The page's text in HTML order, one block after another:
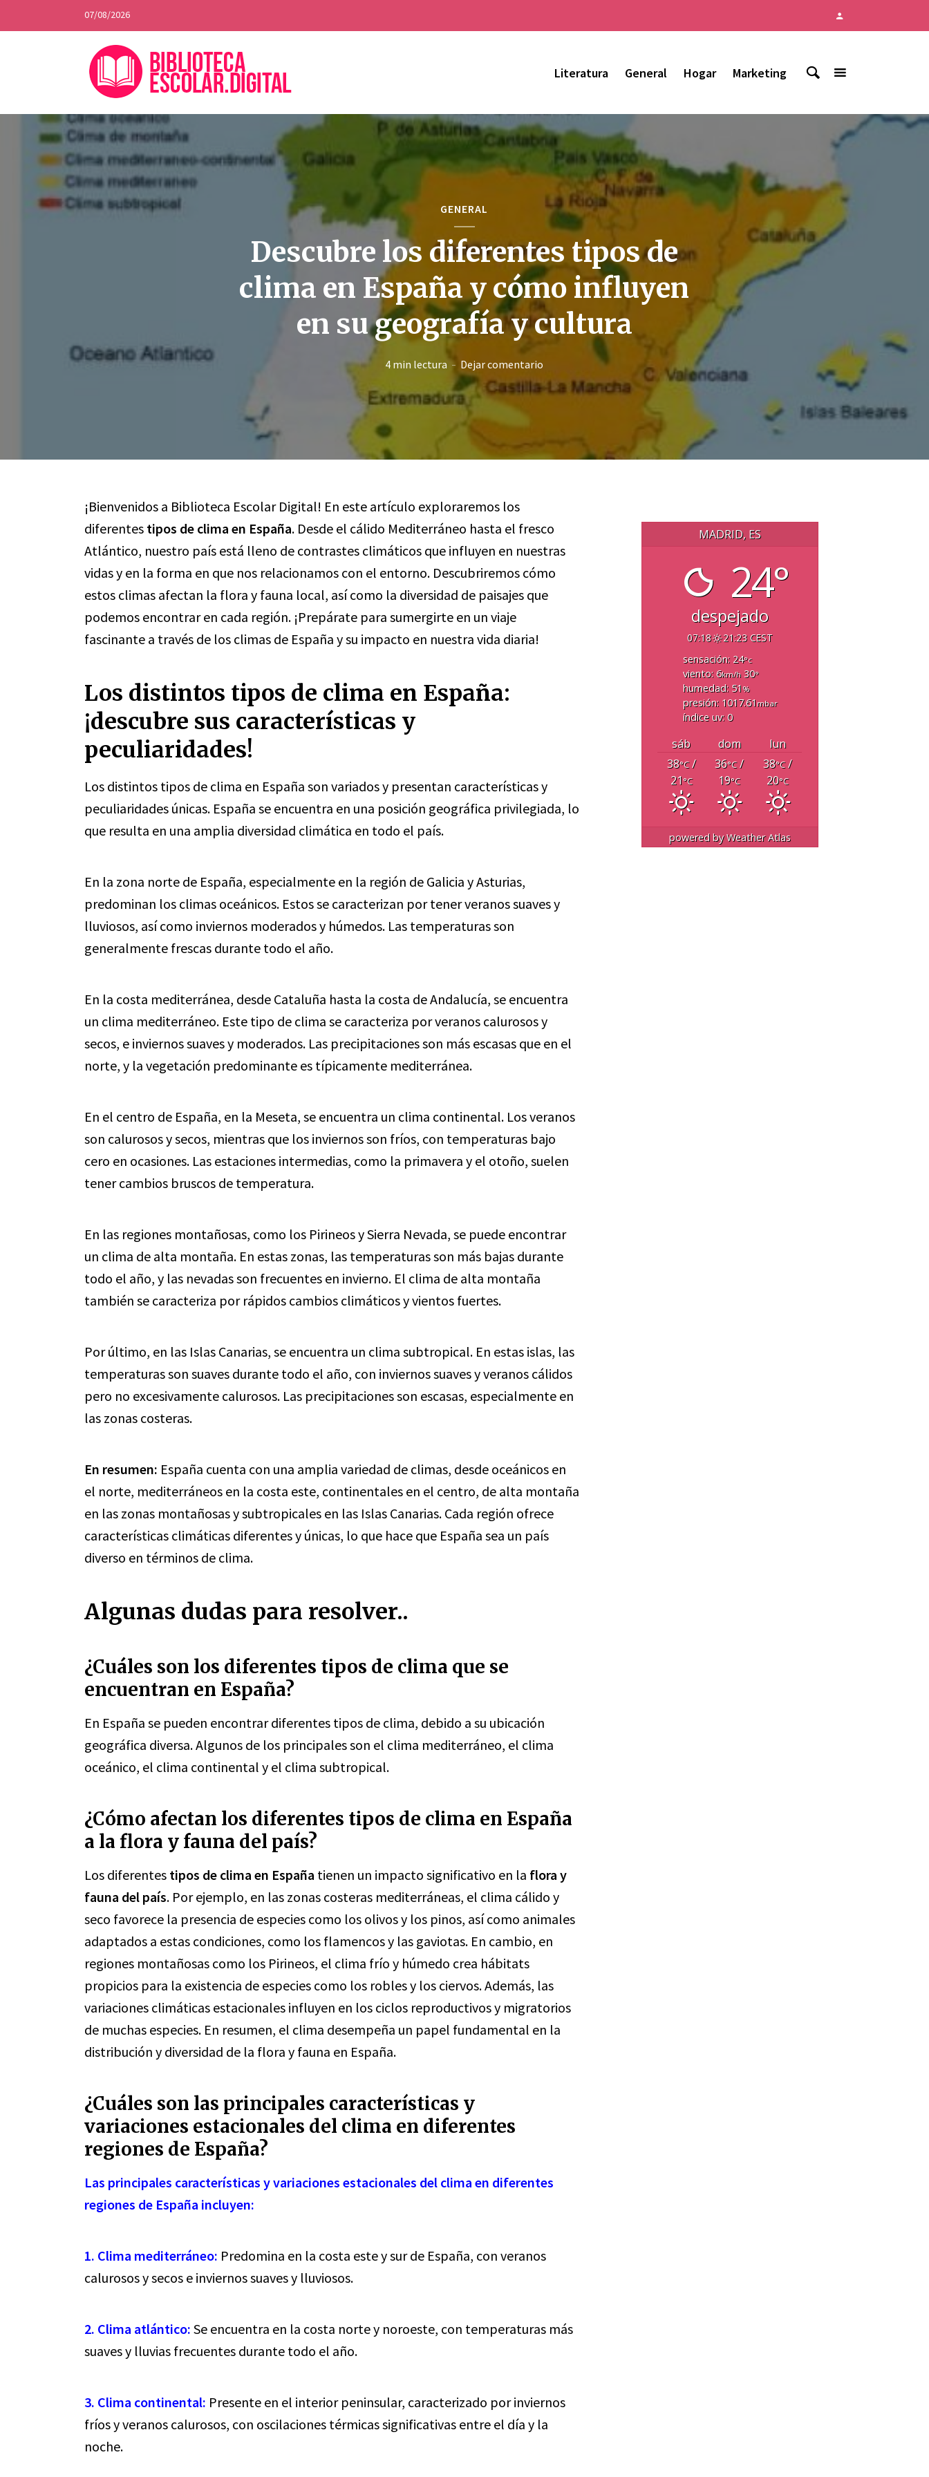
07/08/2026
Literatura General Hogar Marketing
GENERAL
Descubre los diferentes tipos de
clima en España y cómo influyen
en su geografía y cultura
4 min lectura Dejar comentario
¡Bienvenidos a Biblioteca Escolar Digital! En este artículo exploraremos los
diferentes tipos de clima en España. Desde el cálido Mediterráneo hasta el fresco
Atlántico, nuestro país está lleno de contrastes climáticos que influyen en nuestras
vidas y en la forma en que nos relacionamos con el entorno. Descubriremos cómo
estos climas afectan la flora y fauna local, así como la diversidad de paisajes que
podemos encontrar en cada región. ¡Prepárate para sumergirte en un viaje
fascinante a través de los climas de España y su impacto en nuestra vida diaria!
Los distintos tipos de clima en España:
¡descubre sus características y
peculiaridades!
Los distintos tipos de clima en España son variados y presentan características y
peculiaridades únicas. España se encuentra en una posición geográfica privilegiada, lo
que resulta en una amplia diversidad climática en todo el país.
En la zona norte de España, especialmente en la región de Galicia y Asturias,
predominan los climas oceánicos. Estos se caracterizan por tener veranos suaves y
lluviosos, así como inviernos moderados y húmedos. Las temperaturas son
generalmente frescas durante todo el año.
En la costa mediterránea, desde Cataluña hasta la costa de Andalucía, se encuentra
un clima mediterráneo. Este tipo de clima se caracteriza por veranos calurosos y
secos, e inviernos suaves y moderados. Las precipitaciones son más escasas que en el
norte, y la vegetación predominante es típicamente mediterránea.
En el centro de España, en la Meseta, se encuentra un clima continental. Los veranos
son calurosos y secos, mientras que los inviernos son fríos, con temperaturas bajo
cero en ocasiones. Las estaciones intermedias, como la primavera y el otoño, suelen
tener cambios bruscos de temperatura.
En las regiones montañosas, como los Pirineos y Sierra Nevada, se puede encontrar
un clima de alta montaña. En estas zonas, las temperaturas son más bajas durante
todo el año, y las nevadas son frecuentes en invierno. El clima de alta montaña
también se caracteriza por rápidos cambios climáticos y vientos fuertes.
Por último, en las Islas Canarias, se encuentra un clima subtropical. En estas islas, las
temperaturas son suaves durante todo el año, con inviernos suaves y veranos cálidos
pero no excesivamente calurosos. Las precipitaciones son escasas, especialmente en
las zonas costeras.
En resumen: España cuenta con una amplia variedad de climas, desde oceánicos en
el norte, mediterráneos en la costa este, continentales en el centro, de alta montaña
en las zonas montañosas y subtropicales en las Islas Canarias. Cada región ofrece
características climáticas diferentes y únicas, lo que hace que España sea un país
diverso en términos de clima.
Algunas dudas para resolver..
¿Cuáles son los diferentes tipos de clima que se
encuentran en España?
En España se pueden encontrar diferentes tipos de clima, debido a su ubicación
geográfica diversa. Algunos de los principales son el clima mediterráneo, el clima
oceánico, el clima continental y el clima subtropical.
¿Cómo afectan los diferentes tipos de clima en España
a la flora y fauna del país?
Los diferentes tipos de clima en España tienen un impacto significativo en la flora y
fauna del país. Por ejemplo, en las zonas costeras mediterráneas, el clima cálido y
seco favorece la presencia de especies como los olivos y los pinos, así como animales
adaptados a estas condiciones, como los flamencos y las gaviotas. En cambio, en
regiones montañosas como los Pirineos, el clima frío y húmedo crea hábitats
propicios para la existencia de especies como los robles y los ciervos. Además, las
variaciones climáticas estacionales influyen en los ciclos reproductivos y migratorios
de muchas especies. En resumen, el clima desempeña un papel fundamental en la
distribución y diversidad de la flora y fauna en España.
¿Cuáles son las principales características y
variaciones estacionales del clima en diferentes
regiones de España?
Las principales características y variaciones estacionales del clima en diferentes
regiones de España incluyen:
1. Clima mediterráneo: Predomina en la costa este y sur de España, con veranos
calurosos y secos e inviernos suaves y lluviosos.
2. Clima atlántico: Se encuentra en la costa norte y noroeste, con temperaturas más
suaves y lluvias frecuentes durante todo el año.
3. Clima continental: Presente en el interior peninsular, caracterizado por inviernos
fríos y veranos calurosos, con oscilaciones térmicas significativas entre el día y la
noche.
MADRID, ES
24°
despejado
07:18
21:23 CEST
sensación: 24°c
viento: 6km/h30°
humedad: 51 %
presión: 1017.61 mbar
índice uv: 0
sáb dom
lun
38°C/
21°C
36°C/
19°C
38°C/
20°C
powered byWeather Atlas